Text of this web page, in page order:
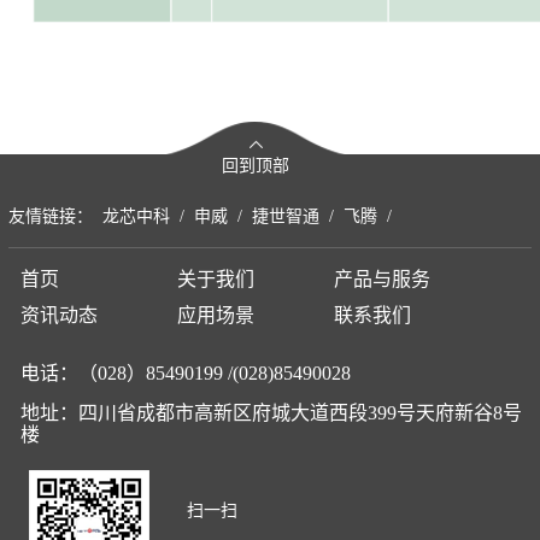
回到顶部
友情链接： 龙芯中科 / 申威 / 捷世智通 / 飞腾 /
首页 关于我们
产品与服务
资讯动态
应用场景 联系我们
电话：（028）85490199 /(028)85490028
地址：四川省成都市高新区府城大道西段399号天府新谷8号
楼
扫一扫